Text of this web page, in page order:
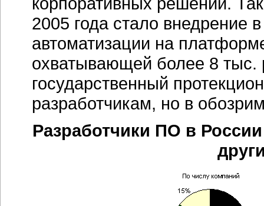
2005 года стало внедрение
автоматизации на
охватывающей более 8 тыс.
государственный
разработчикам, но в
Разработчики ПО в